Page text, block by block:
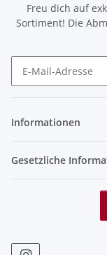
Freu dich auf
Sortiment! Die
Informationen
Gesetzliche